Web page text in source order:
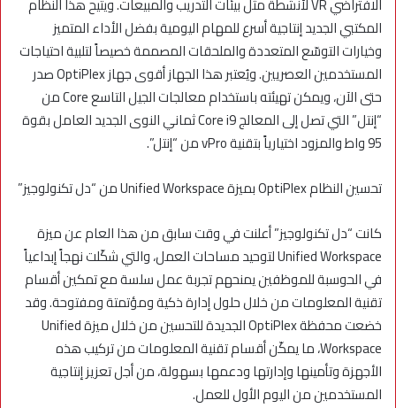
المكتبي الجديد إنتاجية أسرع للمهام اليومية بفضل الأداء المتميز
وخيارات التوسّع المتعددة والملحقات المصممة خصيصاً لتلبية احتياجات
المستخدمين العصريين. ويُعتبر هذا الجهاز أقوى جهاز OptiPlex صدر
حتى الآن، ويمكن تهيئته باستخدام معالجات الجيل التاسع Core من
“إنتل” التي تصل إلى المعالج Core i9 ثماني النوى الجديد العامل بقوة
95 واط والمزود اختيارياً بتقنية vPro من “إنتل”.
تحسين النظام OptiPlex بميزة Unified Workspace من “دل تكنولوجيز”
كانت “دل تكنولوجيز” أعلنت في وقت سابق من هذا العام عن ميزة
Unified Workspace لتوحيد مساحات العمل، والتي شكّلت نهجاً إبداعياً
في الحوسبة للموظفين يمنحهم تجربة عمل سلسة مع تمكين أقسام
تقنية المعلومات من خلال حلول إدارة ذكية ومؤتمتة ومفتوحة. وقد
خضعت محفظة OptiPlex الجديدة للتحسين من خلال ميزة Unified
Workspace، ما يمكّن أقسام تقنية المعلومات من تركيب هذه
الأجهزة وتأمينها وإدارتها ودعمها بسهولة، من أجل تعزيز إنتاجية
المستخدمين من اليوم الأول للعمل.